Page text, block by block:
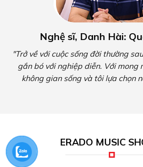
Nghệ sĩ, Danh Hài:
"Trở về với cuộc sống đời thường
gắn bó với nghiệp diễn. Với mong
không gian sống và tôi lựa chọn
ERADO MUSIC